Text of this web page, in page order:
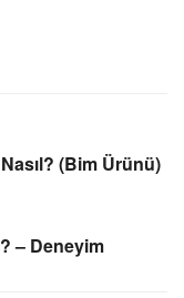
(Bim Ürünü)
– Deneyim